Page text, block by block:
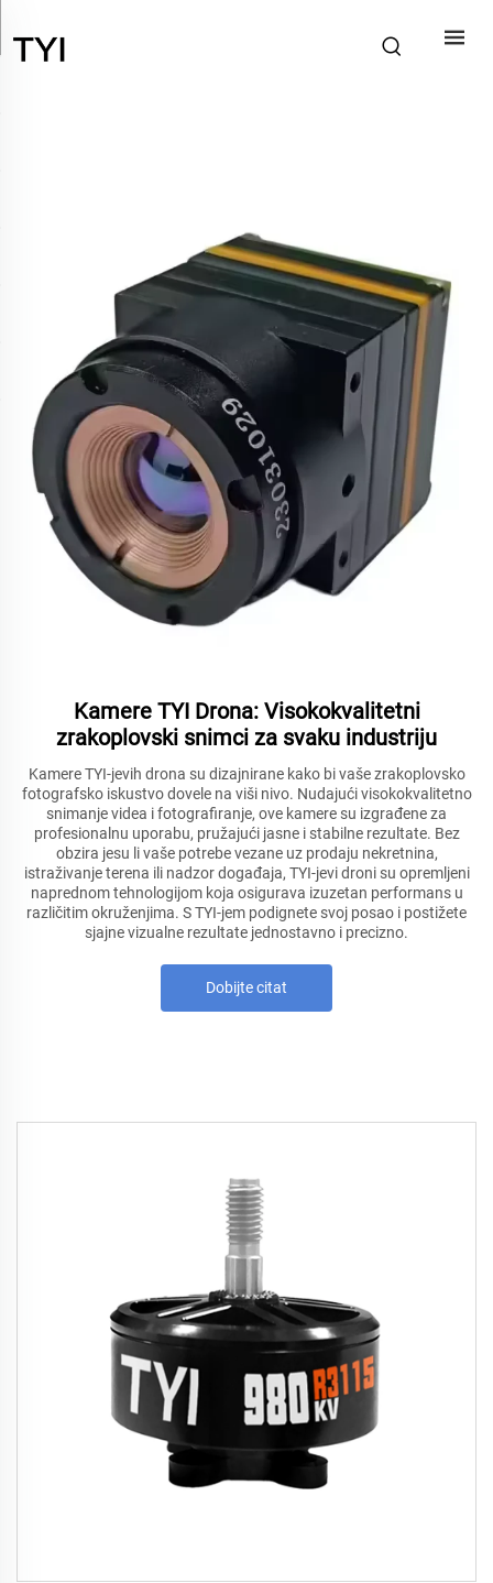
Kamere TYI Drona: Visokokvalitetni
zrakoplovski snimci za svaku industriju
Kamere TYI-jevih drona su dizajnirane kako bi vaše zrakoplovsko
fotografsko iskustvo dovele na viši nivo. Nudajući visokokvalitetno
snimanje videa i fotografiranje, ove kamere su izgrađene za
profesionalnu uporabu, pružajući jasne i stabilne rezultate. Bez
obzira jesu li vaše potrebe vezane uz prodaju nekretnina,
istraživanje terena ili nadzor događaja, TYI-jevi droni su opremljeni
naprednom tehnologijom koja osigurava izuzetan performans u
različitim okruženjima. S TYI-jem podignete svoj posao i postižete
sjajne vizualne rezultate jednostavno i precizno.
Dobijte citat